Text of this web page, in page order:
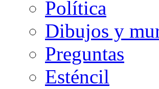
Política
Dibujos y
Preguntas
Esténcil